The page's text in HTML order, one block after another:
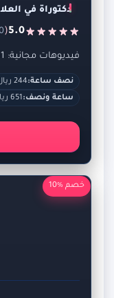
دكتوراة في
5.0
(
فيديوهات مجانية: 11
نصف ساعة:244 ريال
ساعة ونصف:651 ريال
خصم %10